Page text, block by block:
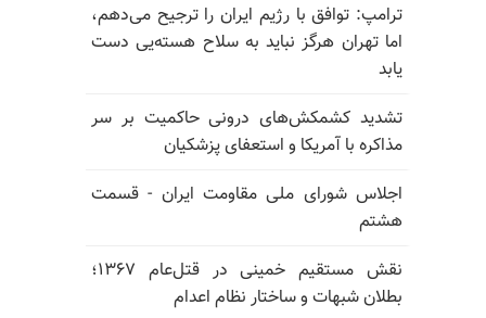
ترامپ: توافق با رژیم ایران را ترجیح می‌دهم،
اما تهران هرگز نباید به سلاح هسته‌یی دست
یابد
تشدید کشمکش‌های درونی حاکمیت بر سر
مذاکره با آمریکا و استعفای پزشکیان
اجلاس شورای ملی مقاومت ایران - قسمت
هشتم
نقش مستقیم خمینی در قتل‌عام ۱۳۶۷؛
بطلان شبهات و ساختار نظام اعدام